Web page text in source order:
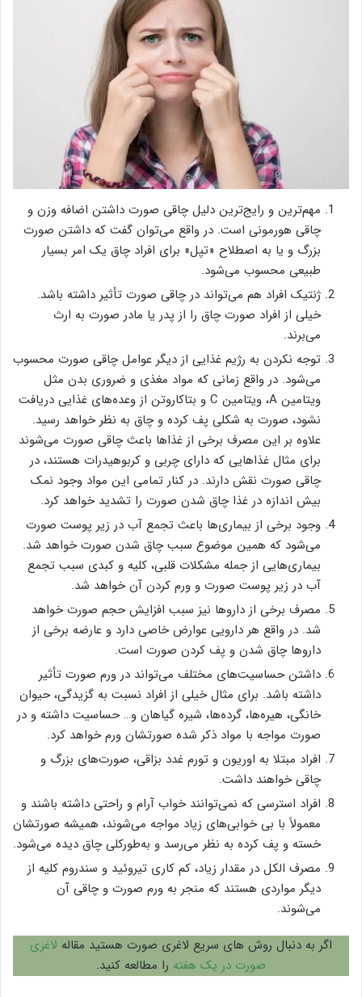
مهم‌ترین و رایج‌ترین دلیل چاقی صورت داشتن اضافه وزن و
چاقی هورمونی است. در واقع می‌توان گفت که داشتن صورت
بزرگ و یا به اصطلاح «تپل» برای افراد چاق یک امر بسیار
طبیعی محسوب می‌شود.
ژنتیک افراد هم می‌تواند در چاقی صورت تأثیر داشته باشد.
خیلی از افراد صورت چاق را از پدر یا مادر صورت به ارث
می‌برند.
توجه نکردن به رژیم غذایی از دیگر عوامل چاقی صورت محسوب
می‌شود. در واقع زمانی که مواد مغذی و ضروری بدن مثل
ویتامین A، ویتامین C و بتاکاروتن از وعده‌های غذایی دریافت
نشود، صورت به شکلی پف‌ کرده و چاق به نظر خواهد رسید.
علاوه بر این مصرف برخی از غذاها باعث چاقی صورت می‌شوند
برای مثال غذاهایی که دارای چربی و کربوهیدرات هستند، در
چاقی صورت نقش دارند. در کنار تمامی این مواد وجود نمک
بیش اندازه در غذا چاق شدن صورت را تشدید خواهد کرد.
وجود برخی از بیماری‌ها باعث تجمع آب در زیر پوست صورت
می‌شود که همین موضوع سبب چاق شدن صورت خواهد شد.
بیماری‌هایی از جمله مشکلات قلبی، کلیه و کبدی سبب تجمع
آب در زیر پوست صورت و ورم کردن آن خواهد شد.
مصرف برخی از دارو‌ها نیز سبب افزایش حجم صورت خواهد
شد. در واقع هر دارویی عوارض خاصی دارد و عارضه برخی از
دارو‌ها چاق شدن و پف کردن صورت است.
داشتن حساسیت‌های مختلف می‌تواند در ورم صورت تأثیر
داشته باشد. برای مثال خیلی از افراد نسبت به گزیدگی، حیوان
خانگی، هیره‌ها، گرده‌ها، شیره گیاهان و… حساسیت داشته و در
صورت مواجه با مواد ذکر شده صورتشان ورم خواهد کرد.
افراد مبتلا به اوریون و تورم غدد بزاقی، صورت‌های بزرگ و
چاقی خواهند داشت.
افراد استرسی که نمی‌توانند خواب آرام و راحتی داشته باشند و
معمولاً با بی خوابی‌های زیاد مواجه می‌شوند، همیشه صورتشان
خسته و پف کرده به نظر می‌رسد و به‌طورکلی چاق دیده می‌شود.
مصرف الکل در مقدار زیاد، کم کاری تیروئید و سندروم کلیه از
دیگر مواردی هستند که منجر به ورم صورت و چاقی آن
می‌شوند.
اگر به دنبال روش های سریع لاغری صورت هستید مقاله لاغری
صورت در یک هفته را مطالعه کنید.